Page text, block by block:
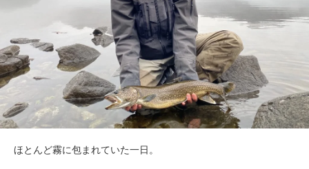
ほとんど霧に包まれていた一日。